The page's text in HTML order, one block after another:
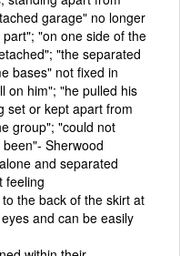
garage" no longer
"on one side of the
"the separated
bases" not fixed in
on him"; "he pulled his
set or kept apart from
group"; "could not
Sherwood
and separated
feeling
the back of the skirt at
and can be easily